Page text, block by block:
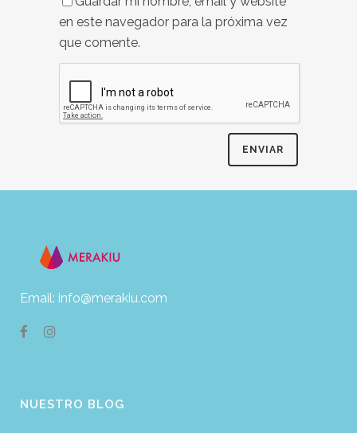
en este navegador para la próxima vez
que comente.
Email: info@merakiu.com
NUESTRO BLOG